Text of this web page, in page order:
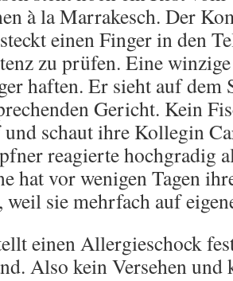
à la Marrakesch. Der
einen Finger in den
zu prüfen. Eine
haften. Er sieht auf dem
Gericht. Kein
und schaut ihre Kollegin
reagierte hochgradig
hat vor wenigen Tagen
weil sie mehrfach auf
einen Allergieschock
Also kein Versehen und